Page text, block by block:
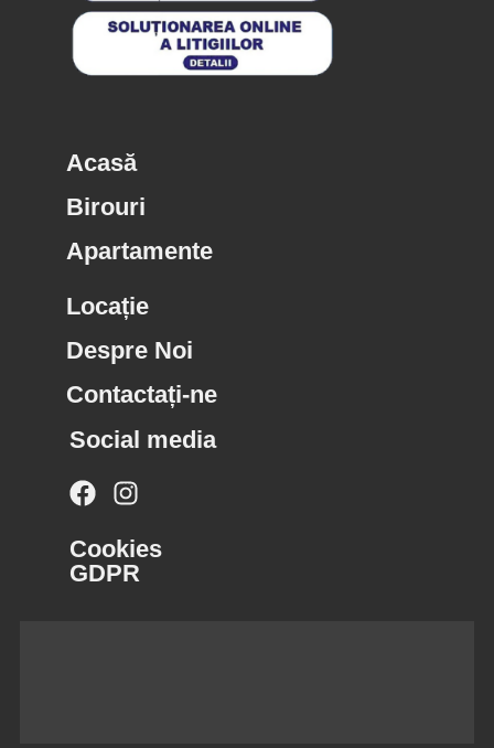
Acasă
Birouri
Apartamente
Locație
Despre Noi
Contactați-ne
Social media
Cookies
GDPR